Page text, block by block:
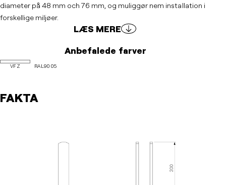
diameter på 48 mm och 76 mm, og muliggør nem installation i
forskellige miljøer.
LÆS MERE
Anbefalede farver
VFZ RAL9005
FAKTA